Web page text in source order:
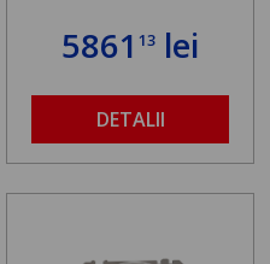
586113 lei
DETALII